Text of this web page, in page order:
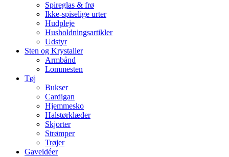
Spireglas & frø
Ikke-spiselige urter
Hudpleje
Husholdningsartikler
Udstyr
Sten og Krystaller
Armbånd
Lommesten
Tøj
Bukser
Cardigan
Hjemmesko
Halstørklæder
Skjorter
Strømper
Trøjer
Gaveidéer